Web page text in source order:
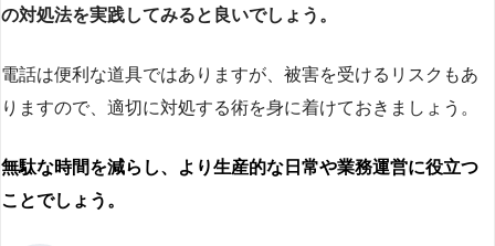
の対処法を実践してみると良いでしょう。
電話は便利な道具ではありますが、被害を受けるリスクもあ
りますので、適切に対処する術を身に着けておきましょう。
無駄な時間を減らし、より生産的な日常や業務運営に役立つ
ことでしょう。